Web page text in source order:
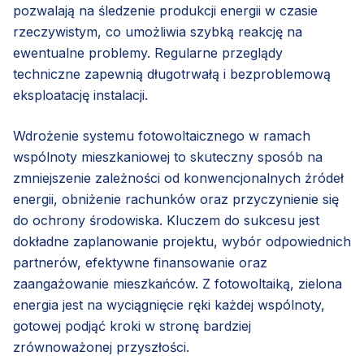
pozwalają na śledzenie produkcji energii w czasie
rzeczywistym, co umożliwia szybką reakcję na
ewentualne problemy. Regularne przeglądy
techniczne zapewnią długotrwałą i bezproblemową
eksploatację instalacji.
Wdrożenie systemu fotowoltaicznego w ramach
wspólnoty mieszkaniowej to skuteczny sposób na
zmniejszenie zależności od konwencjonalnych źródeł
energii, obniżenie rachunków oraz przyczynienie się
do ochrony środowiska. Kluczem do sukcesu jest
dokładne zaplanowanie projektu, wybór odpowiednich
partnerów, efektywne finansowanie oraz
zaangażowanie mieszkańców. Z fotowoltaiką, zielona
energia jest na wyciągnięcie ręki każdej wspólnoty,
gotowej podjąć kroki w stronę bardziej
zrównoważonej przyszłości.